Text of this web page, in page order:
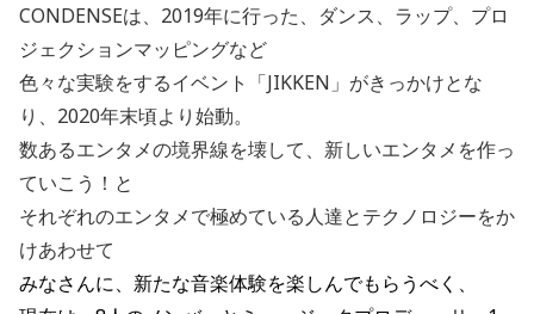
CONDENSEは、2019年に行った、ダンス、ラップ、プロ
ジェクションマッピングなど
色々な実験をするイベント「JIKKEN」がきっかけとな
り、2020年末頃より始動。
数あるエンタメの境界線を壊して、新しいエンタメを作っ
ていこう！と
それぞれのエンタメで極めている人達とテクノロジーをか
けあわせて
みなさんに、新たな音楽体験を楽しんでもらうべく、